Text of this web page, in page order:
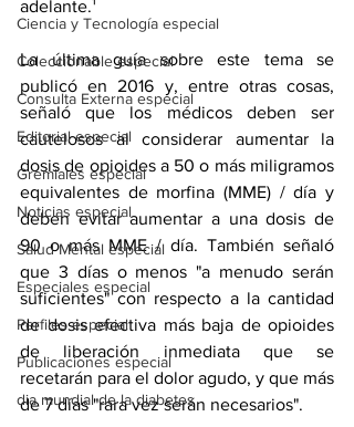
Ciencia y Tecnología especial
Coleccionable especial
Consulta Externa especial
Editorial especial
Gremiales especial
Noticias especial
Salud Mental especial
Especiales especial
Perfiles especial
Publicaciones especial
dia mundial de la diabetes
adelante.¹
publicó en 2016 y, entre otras cosas,
señaló que los médicos deben ser
cautelosos al considerar aumentar la
dosis de opioides a 50 o más miligramos
equivalentes de morfina (MME) / día y
deben evitar aumentar a una dosis de
90 o más MME / día. También señaló
que 3 días o menos "a menudo serán
suficientes" con respecto a la cantidad
de dosis efectiva más baja de opioides
de liberación inmediata que se
recetarán para el dolor agudo, y que más
de 7 días "rara vez serán necesarios".